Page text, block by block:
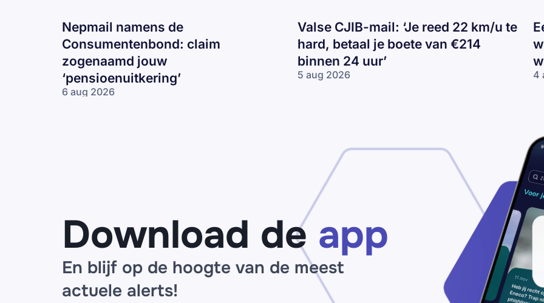
Nepmail namens de
Consumentenbond: claim
zogenaamd jouw
‘pensioenuitkering’
6 aug 2026
Valse CJIB-mail: ‘Je reed 22 km/u te
hard, betaal je boete van €214
binnen 24 uur’
5 aug 2026
betaal
boete
van
€214
binnen
24
4
Download de app
En blijf op de hoogte van de meest
actuele alerts!